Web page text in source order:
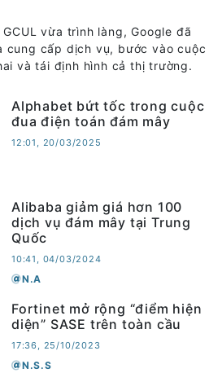
vừa trình làng, Google đã
cung cấp dịch vụ, bước vào cuộc
và tái định hình cả thị trường.
Alphabet bứt tốc trong cuộc
đua điện toán đám mây
12:01, 20/03/2025
Alibaba giảm giá hơn 100
dịch vụ đám mây tại Trung
Quốc
10:41, 04/03/2024
N.A
Fortinet mở rộng “điểm hiện
diện” SASE trên toàn cầu
17:36, 25/10/2023
N.S.S